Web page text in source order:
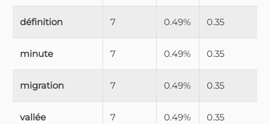
définition 7 0.49% 0.35
minute 7 0.49% 0.35
migration 7 0.49% 0.35
vallée 7 0.49% 0.35